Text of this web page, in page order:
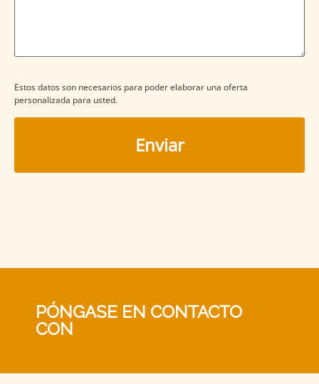
Estos datos son necesarios para poder elaborar una oferta
personalizada para usted.
PÓNGASE EN CONTACTO
CON